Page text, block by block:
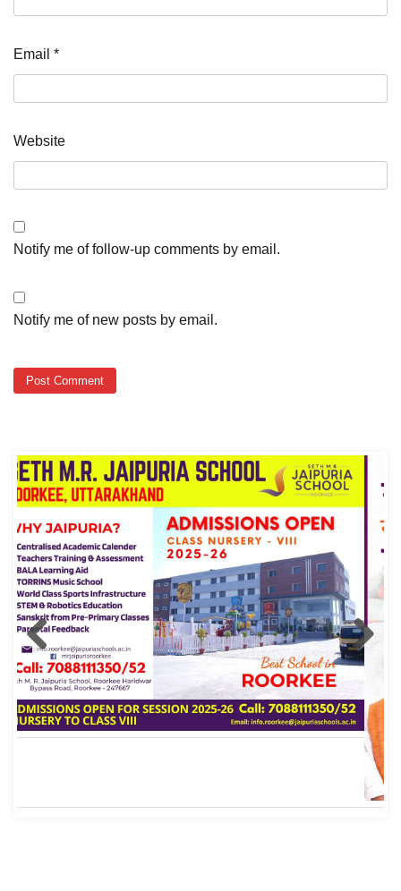
Email *
Website
Notify me of follow-up comments by email.
Notify me of new posts by email.